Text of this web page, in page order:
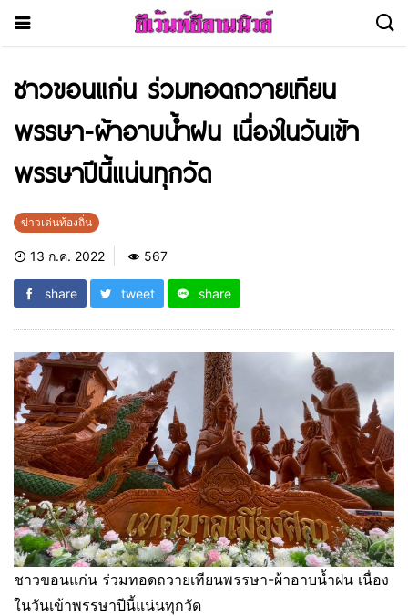
ชาวขอนแก่น ร่วมทอดถวายเทียน
พรรษา-ผ้าอาบน้ำฝน เนื่องในวันเข้า
พรรษาปีนี้แน่นทุกวัด
ข่าวเด่นท้องถิ่น
13 ก.ค. 2022 567
share tweet share
ชาวขอนแก่น ร่วมทอดถวายเทียนพรรษา-ผ้าอาบน้ำฝน เนื่อง
ในวันเข้าพรรษาปีนี้แน่นทุกวัด